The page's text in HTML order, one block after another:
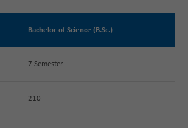
Bachelor of Science (B.Sc.)
7 Semester
210